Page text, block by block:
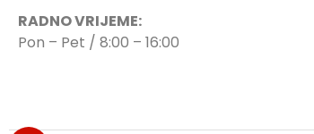
RADNO VRIJEME:
Pon – Pet / 8:00 – 16:00